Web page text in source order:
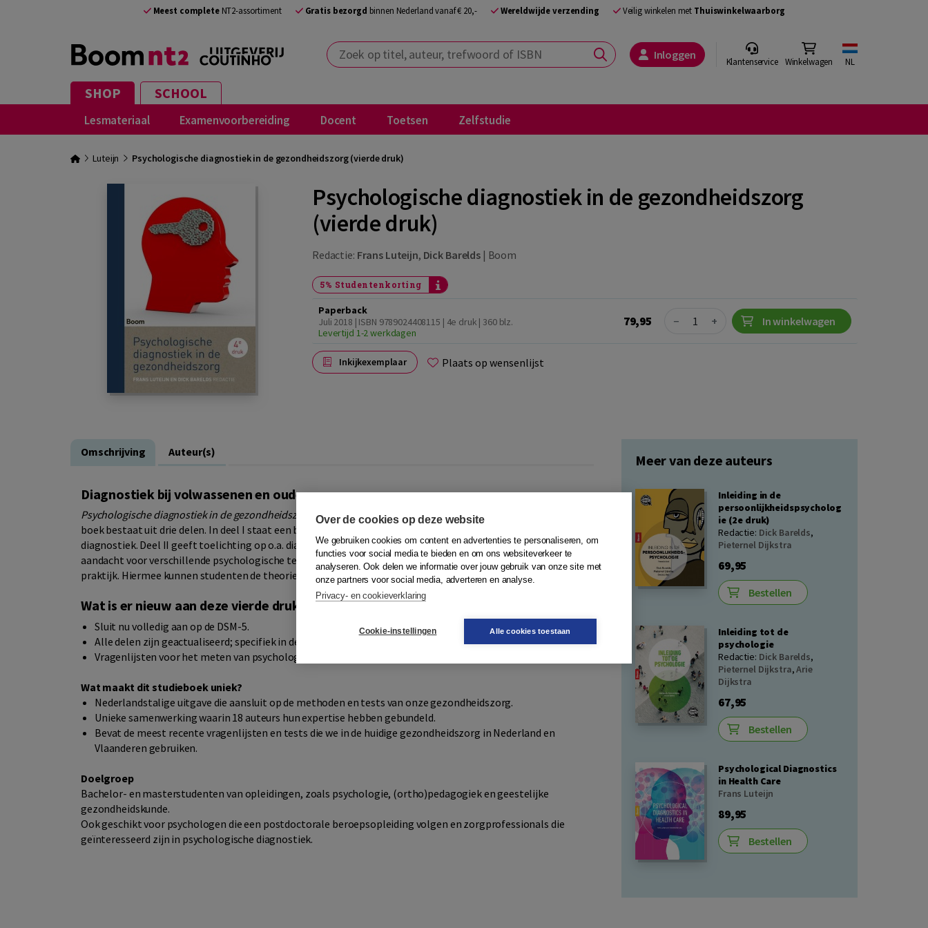
Meest completeNT2-assortiment Gratis bezorgd binnen Nederland vanaf € 20,- Wereldwijde verzending Veilig winkelen met Thuiswinkelwaarborg
Zoek op titel, auteur, trefwoord of ISBN Inloggen Klantenservice Winkelwagen NL
SHOP SCHOOL
Lesmateriaal Examenvoorbereiding Docent Toetsen Zelfstudie
Luteijn Psychologische diagnostiek in de gezondheidszorg (vierde druk)
Psychologische diagnostiek in de gezondheidszorg
(vierde druk)
Redactie: Frans Luteijn, Dick Barelds| Boom
5% Studentenkorting
Paperback
Juli 2018 | ISBN 9789024408115 | 4e druk | 360 blz.
Levertijd 1-2 werkdagen
79,95 Quantity
− + In winkelwagen
Inkijkexemplaar Plaats op wensenlijst
Omschrijving Auteur(s)
Diagnostiek bij volwassenen en ouderen
Psychologische diagnostiek in de gezondheidszorg
richt zich op diagnostiek bij volwassenen en ouderen. Het
boek bestaat uit drie delen. In deel I staat een beschrijving van het diagnostisch proces en de kwaliteit van
diagnostiek. Deel II geeft toelichting op o.a. diagnostische methoden, ethiek en rapporteren. Hierin is veel
aandacht voor verschillende psychologische tests. In deel III staan tot slot diagnostische voorbeelden uit de
praktijk. Hiermee kunnen studenten de theorie uit deel I en II verbinden aan de praktijk.
Wat is er nieuw aan deze vierde druk?
Sluit nu volledig aan op de DSM-5.
Alle delen zijn geactualiseerd; specifiek in deel III zijn de instrumenten en tests geüpdatet.
Vragenlijsten voor het meten van psychologische klachten zijn geheel herschreven.
Wat maakt dit studieboek uniek?
Nederlandstalige uitgave die aansluit op de methoden en tests van onze gezondheidszorg.
Unieke samenwerking waarin 18 auteurs hun expertise hebben gebundeld.
Bevat de meest recente vragenlijsten en tests die we in de huidige gezondheidszorg in Nederland en
Vlaanderen gebruiken.
Doelgroep
Bachelor- en masterstudenten van opleidingen, zoals psychologie, (ortho)pedagogiek en geestelijke
gezondheidskunde.
Ook geschikt voor psychologen die een postdoctorale beroepsopleiding volgen en zorgprofessionals die
geïnteresseerd zijn in psychologische diagnostiek.
Meer van deze auteurs
Inleiding in de
persoonlijkheidspsycholog
ie (2e druk)
Redactie: Dick Barelds,
Pieternel Dijkstra
69,95
Bestellen
Inleiding tot de
psychologie
Redactie: Dick Barelds,
Pieternel Dijkstra,Arie
Dijkstra
67,95
Bestellen
Psychological Diagnostics
in Health Care
Frans Luteijn
89,95
Bestellen
Over de cookies op deze website
We gebruiken cookies om content en advertenties te personaliseren, om
functies voor social media te bieden en om ons websiteverkeer te
analyseren. Ook delen we informatie over jouw gebruik van onze site met
onze partners voor social media, adverteren en analyse.
Privacy- en cookieverklaring
Cookie-instellingen Alle cookies toestaan